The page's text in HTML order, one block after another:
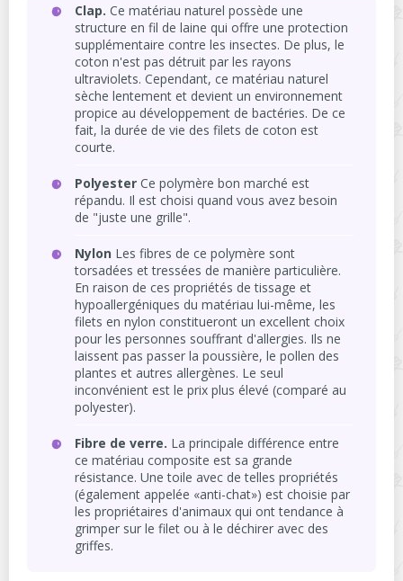
Clap. Ce matériau naturel possède une
structure en fil de laine qui offre une protection
supplémentaire contre les insectes. De plus, le
coton n'est pas détruit par les rayons
ultraviolets. Cependant, ce matériau naturel
sèche lentement et devient un environnement
propice au développement de bactéries. De ce
fait, la durée de vie des filets de coton est
courte.
Polyester Ce polymère bon marché est
répandu. Il est choisi quand vous avez besoin
de "juste une grille".
Nylon Les fibres de ce polymère sont
torsadées et tressées de manière particulière.
En raison de ces propriétés de tissage et
hypoallergéniques du matériau lui-même, les
filets en nylon constitueront un excellent choix
pour les personnes souffrant d'allergies. Ils ne
laissent pas passer la poussière, le pollen des
plantes et autres allergènes. Le seul
inconvénient est le prix plus élevé (comparé au
polyester).
Fibre de verre. La principale différence entre
ce matériau composite est sa grande
résistance. Une toile avec de telles propriétés
(également appelée «anti-chat») est choisie par
les propriétaires d'animaux qui ont tendance à
grimper sur le filet ou à le déchirer avec des
griffes.